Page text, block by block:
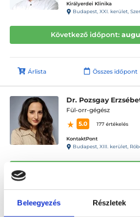
Beleegyezés Részletek
Királyerdei Klinika
Budapest, XXI. kerület, Szent
Következő időpont:
Árlista Összes időpont
Dr. Pozsgay
Fül-orr-gégész
5.0
177 értékelés
KontaktPont
Budapest, XIII. kerület, Róbert Károly krt. 36.
Árlista Összes időpont